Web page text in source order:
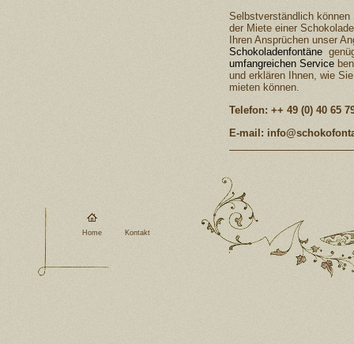
Selbstverständlich
der Miete einer
Ihren Ansprüchen unser
Schokoladenfontäne
umfangreichen Service
und erklären Ihnen, wie
mieten können.
Telefon: ++ 49 (0) 40 65
E-mail:
Home Kontakt